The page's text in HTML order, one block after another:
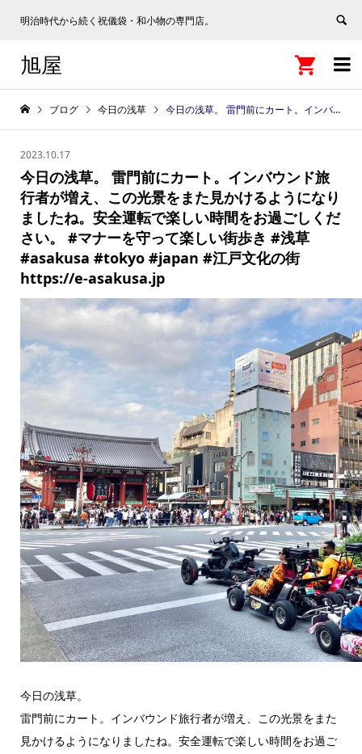
明治時代から続く祝儀袋・和小物の専門店。

旭屋 
ブログ 今日の浅草 今日の浅草。 雷門前にカート。インバウンド旅行者が増え、この光景をまた見かけるようになりましたね。安全運転で楽しい時間をお過ごしください。 #マナーを守って楽しい街歩き #浅草 #asakusa #tokyo #japan #江戸文化の街 https://e-asakusa.jp
2023.10.17
今日の浅草。 雷門前にカート。インバウンド旅
行者が増え、この光景をまた見かけるようになり
ましたね。安全運転で楽しい時間をお過ごしくだ
さい。 #マナーを守って楽しい街歩き #浅草
#asakusa #tokyo #japan #江戸文化の街
https://e-asakusa.jp
今日の浅草。
雷門前にカート。インバウンド旅行者が増え、この光景をまた
見かけるようになりましたね。安全運転で楽しい時間をお過ご